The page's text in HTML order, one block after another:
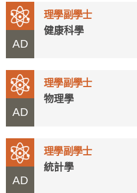
AD
理學副學士
健康科學
AD
理學副學士
物理學
AD
理學副學士
統計學